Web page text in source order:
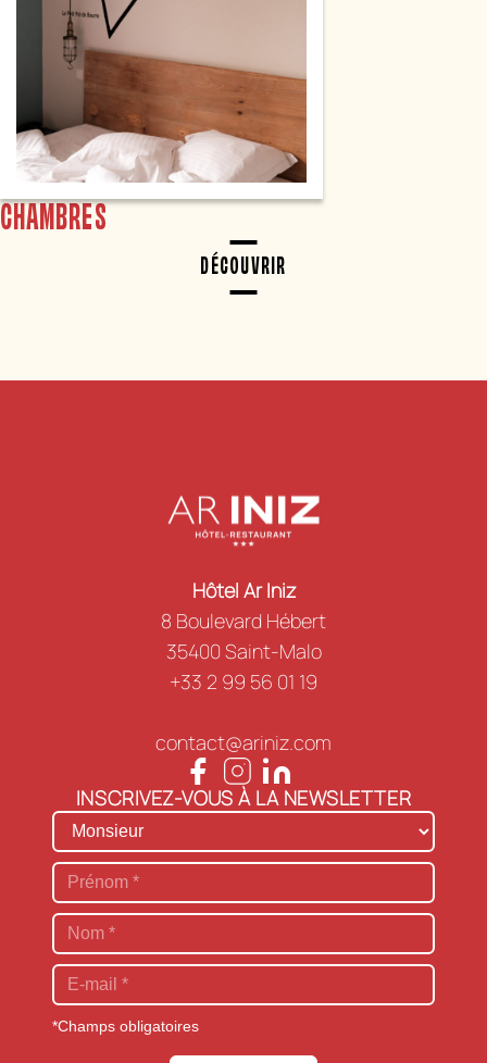
CHAMBRES
DÉCOUVRIR
Hôtel Ar Iniz
8 Boulevard Hébert
35400 Saint-Malo
+33 2 99 56 01 19
contact@ariniz.com
INSCRIVEZ-VOUS À LA NEWSLETTER
*Champs obligatoires